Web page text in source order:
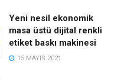
Yeni nesil ekonomik
masa üstü dijital renkli
etiket baskı makinesi
15 MAYIS 2021